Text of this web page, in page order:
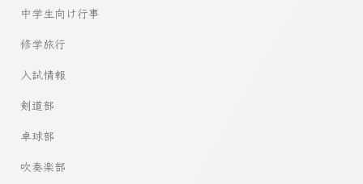
中学生向け行事
修学旅行
入試情報
剣道部
卓球部
吹奏楽部